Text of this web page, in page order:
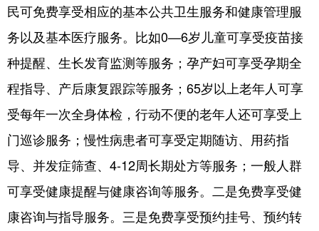
民可免费享受相应的基本公共卫生服务和健康管理服
务以及基本医疗服务。比如0—6岁儿童可享受疫苗接
种提醒、生长发育监测等服务；孕产妇可享受孕期全
程指导、产后康复跟踪等服务；65岁以上老年人可享
受每年一次全身体检，行动不便的老年人还可享受上
门巡诊服务；慢性病患者可享受定期随访、用药指
导、并发症筛查、4-12周长期处方等服务；一般人群
可享受健康提醒与健康咨询等服务。二是免费享受健
康咨询与指导服务。三是免费享受预约挂号、预约转